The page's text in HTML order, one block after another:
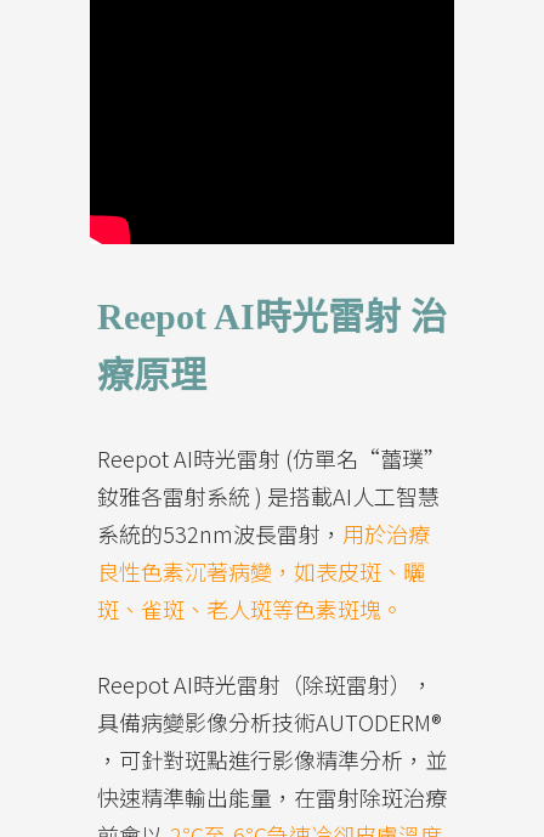
Reepot AI時光雷射 治
療原理
Reepot AI時光雷射 (仿單名“蕾璞”
釹雅各雷射系統 ) 是搭載AI人工智慧
系統的532nm波長雷射， 用於治療
良性色素沉著病變，如表皮斑、曬
斑、雀斑、老人斑等色素斑塊。
Reepot AI時光雷射（除斑雷射），
具備病變影像分析技術AUTODERM®
，可針對斑點進行影像精準分析，並
快速精準輸出能量，在雷射除斑治療